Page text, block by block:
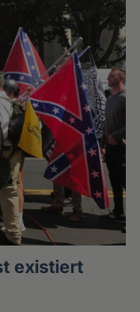
existiert